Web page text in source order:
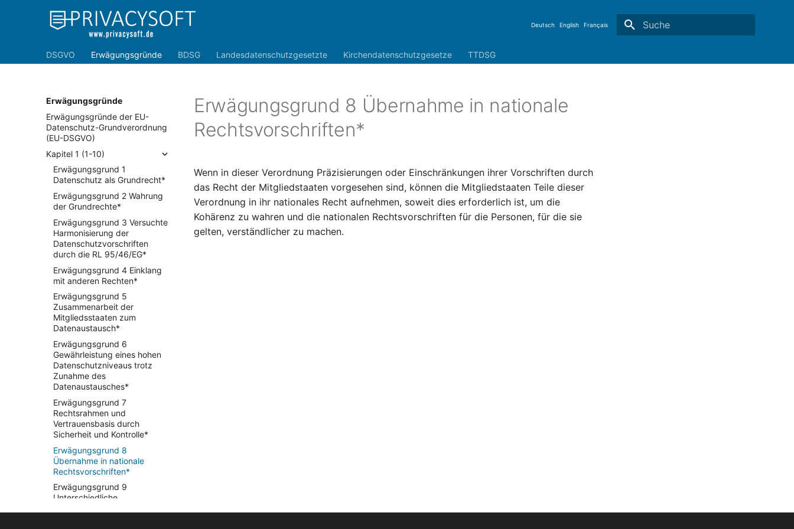
Deutsch English Français
DSGVO Erwägungsgründe BDSG Landesdatenschutzgesetzte Kirchendatenschutzgesetze TTDSG
Erwägungsgründe
Erwägungsgründe der EU-
Datenschutz-Grundverordnung
(EU-DSGVO)
Kapitel 1 (1-10)
Erwägungsgrund 1
Datenschutz als Grundrecht*
Erwägungsgrund 2 Wahrung
der Grundrechte*
Erwägungsgrund 3 Versuchte
Harmonisierung der
Datenschutzvorschriften
durch die RL 95/46/EG*
Erwägungsgrund 4 Einklang
mit anderen Rechten*
Erwägungsgrund 5
Zusammenarbeit der
Mitgliedsstaaten zum
Datenaustausch*
Erwägungsgrund 6
Gewährleistung eines hohen
Datenschutzniveaus trotz
Zunahme des
Datenaustausches*
Erwägungsgrund 7
Rechtsrahmen und
Vertrauensbasis durch
Sicherheit und Kontrolle*
Erwägungsgrund 8
Übernahme in nationale
Rechtsvorschriften*
Erwägungsgrund 9
Unterschiedliche
Erwägungsgrund 8 Übernahme in nationale
Rechtsvorschriften*
Wenn in dieser Verordnung Präzisierungen oder Einschränkungen ihrer Vorschriften durch
das Recht der Mitgliedstaaten vorgesehen sind, können die Mitgliedstaaten Teile dieser
Verordnung in ihr nationales Recht aufnehmen, soweit dies erforderlich ist, um die
Kohärenz zu wahren und die nationalen Rechtsvorschriften für die Personen, für die sie
gelten, verständlicher zu machen.